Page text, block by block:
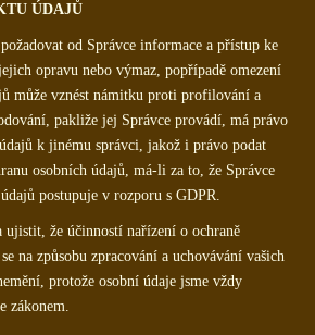
ÚDAJŮ
od Správce informace a přístup ke
opravu nebo výmaz, popřípadě omezení
může vznést námitku proti profilování a
pakliže jej Správce provádí, má právo
k jinému správci, jakož i právo podat
osobních údajů, má-li za to, že Správce
postupuje v rozporu s GDPR.
ujistit, že účinností nařízení o ochraně
na způsobu zpracování a uchovávání vašich
protože osobní údaje jsme vždy
zákonem.